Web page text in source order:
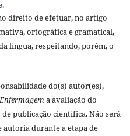
.
direito de efetuar, no artigo
ortográfica e gramatical,
língua, respeitando, porém, o
do(s) autor(es),
a avaliação do
publicação científica. Não será
durante a etapa de